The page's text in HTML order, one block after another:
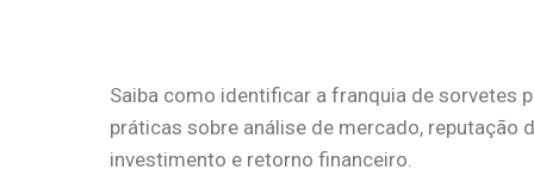
Saiba como identificar a franquia de sorvetes
práticas sobre análise de mercado, reputação
investimento e retorno financeiro.